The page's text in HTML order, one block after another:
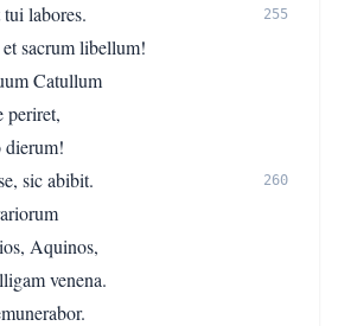
labores.
255
sacrum libellum!
Catullum
periret,
dierum!
sic abibit.
260
Aquinos,
venena.